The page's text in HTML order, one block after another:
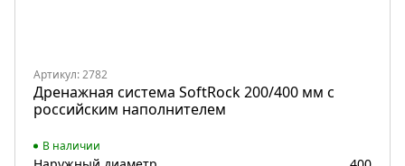
Артикул: 2782
Дренажная система SoftRock 200/400 мм c
российским наполнителем
В наличии